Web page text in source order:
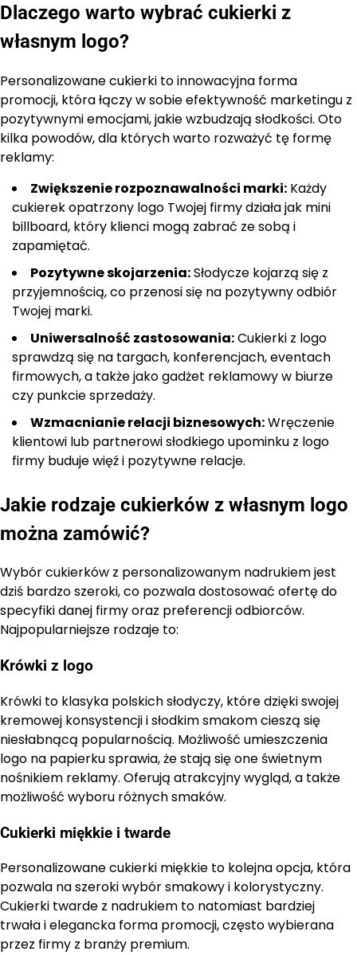
Dlaczego warto wybrać cukierki z
własnym logo?
Personalizowane cukierki to innowacyjna forma
promocji, która łączy w sobie efektywność marketingu z
pozytywnymi emocjami, jakie wzbudzają słodkości. Oto
kilka powodów, dla których warto rozważyć tę formę
reklamy:
Zwiększenie rozpoznawalności marki: Każdy
cukierek opatrzony logo Twojej firmy działa jak mini
billboard, który klienci mogą zabrać ze sobą i
zapamiętać.
Pozytywne skojarzenia:Słodycze kojarzą się z
przyjemnością, co przenosi się na pozytywny odbiór
Twojej marki.
Uniwersalność zastosowania:Cukierki z logo
sprawdzą się na targach, konferencjach, eventach
firmowych, a także jako gadżet reklamowy w biurze
czy punkcie sprzedaży.
Wzmacnianie relacji biznesowych:Wręczenie
klientowi lub partnerowi słodkiego upominku z logo
firmy buduje więź i pozytywne relacje.
Jakie rodzaje cukierków z własnym logo
można zamówić?
Wybór cukierków z personalizowanym nadrukiem jest
dziś bardzo szeroki, co pozwala dostosować ofertę do
specyfiki danej firmy oraz preferencji odbiorców.
Najpopularniejsze rodzaje to:
Krówki z logo
Krówki to klasyka polskich słodyczy, które dzięki swojej
kremowej konsystencji i słodkim smakom cieszą się
niesłabnącą popularnością. Możliwość umieszczenia
logo na papierku sprawia, że stają się one świetnym
nośnikiem reklamy. Oferują atrakcyjny wygląd, a także
możliwość wyboru różnych smaków.
Cukierki miękkie i twarde
Personalizowane cukierki miękkie to kolejna opcja, która
pozwala na szeroki wybór smakowy i kolorystyczny.
Cukierki twarde z nadrukiem to natomiast bardziej
trwała i elegancka forma promocji, często wybierana
przez firmy z branży premium.